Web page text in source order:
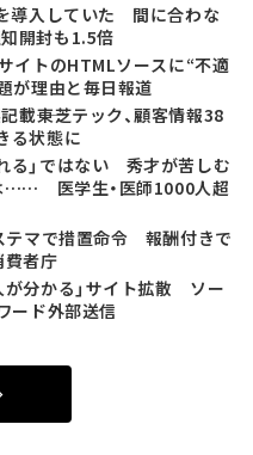
導入していた 間に合わな
開封も1.5倍
イトのHTMLソースに“不適
が理由と毎日報道
――東芝テック、顧客情報38
る状態に
る」ではない 秀才が苦しむ
…… 医学生・医師1000人超
テマで措置命令 報酬付きで
者庁
が分かる」サイト拡散 ソー
ード外部送信